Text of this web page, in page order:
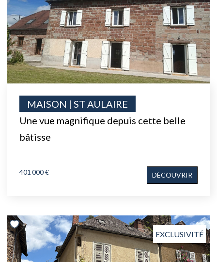
Une vue magnifique depuis cette belle
bâtisse
MAISON | ST AULAIRE
401 000 € DÉCOUVRIR
EXCLUSIVITÉ